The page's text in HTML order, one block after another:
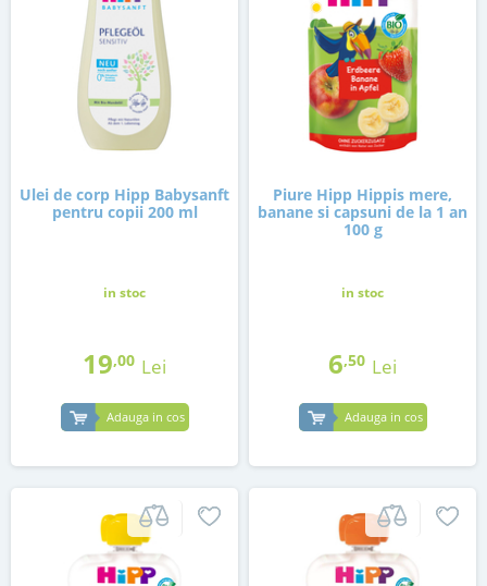
Ulei de corp Hipp Babysanft
pentru copii 200 ml
in stoc
19,00 Lei
Adauga in cos
Piure Hipp Hippis mere,
banane si capsuni de la 1 an
100 g
in stoc
6,50 Lei
Adauga in cos